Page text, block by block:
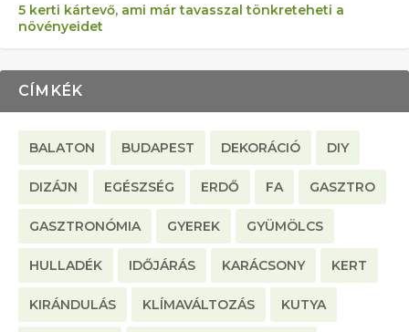
5 kerti kártevő, ami már tavasszal tönkreteheti a
növényeidet
CÍMKÉK
BALATON BUDAPEST DEKORÁCIÓ DIY
DIZÁJN EGÉSZSÉG ERDŐ FA GASZTRO
GASZTRONÓMIA GYEREK GYÜMÖLCS
HULLADÉK IDŐJÁRÁS KARÁCSONY KERT
KIRÁNDULÁS KLÍMAVÁLTOZÁS KUTYA